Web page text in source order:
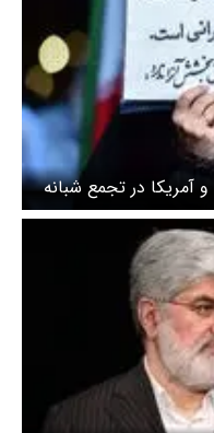
آمریکا در تجمع شبانه